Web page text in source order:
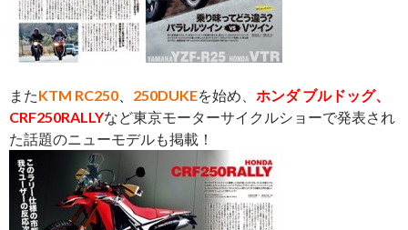
またKTM RC250 250DUKEを始め、 ホンダ ブルドッグ、
CRF250RALLYなど東京モーターサイクルショーで発表され
た話題のニューモデルも掲載！